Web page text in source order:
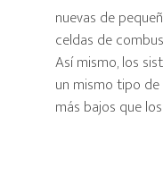
nuevas de
celdas de
Así mismo, los
un mismo tipo
más bajos que